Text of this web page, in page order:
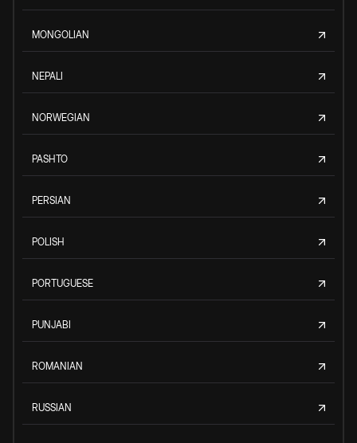
MONGOLIAN
NEPALI
NORWEGIAN
PASHTO
PERSIAN
POLISH
PORTUGUESE
PUNJABI
ROMANIAN
RUSSIAN